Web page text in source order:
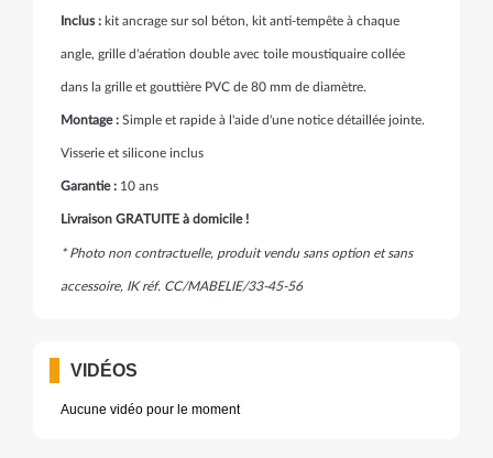
Inclus : kit ancrage sur sol béton, kit anti-tempête à chaque
angle, grille d'aération double avec toile moustiquaire collée
dans la grille et gouttière PVC de 80 mm de diamètre.
Montage : Simple et rapide à l'aide d'une notice détaillée jointe.
Visserie et silicone inclus
Garantie : 10 ans
Livraison GRATUITE à domicile !
* Photo non contractuelle, produit vendu sans option et sans
accessoire, IK réf. CC/MABELIE/33-45-56
VIDÉOS
Aucune vidéo pour le moment